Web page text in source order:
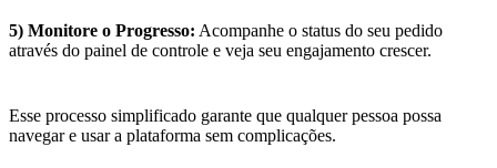
5) Monitore o Progresso: Acompanhe o status do seu pedido
através do painel de controle e veja seu engajamento crescer.
Esse processo simplificado garante que qualquer pessoa possa
navegar e usar a plataforma sem complicações.